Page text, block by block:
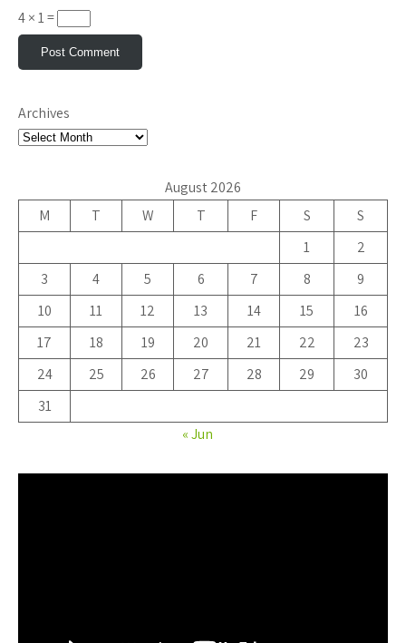
4 × 1 =
Archives
August 2026
M
T W T F S
S
1
2
3
4 5 6 7 8
9
10
11 12 13 14 15
16
17
18 19 20 21 22
23
24
25 26 27 28 29
30
31
« Jun